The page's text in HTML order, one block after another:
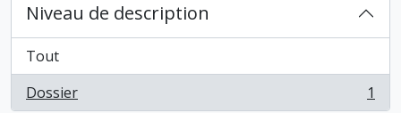
Niveau de description
Tout
Dossier
, 1 résultats 1